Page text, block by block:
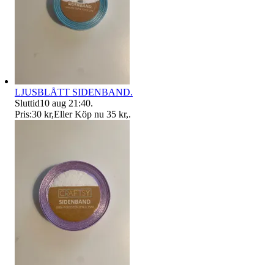
LJUSBLÅTT SIDENBAND.
Sluttid10 aug 21:40.
Pris:30 kr,Eller Köp nu 35 kr,.